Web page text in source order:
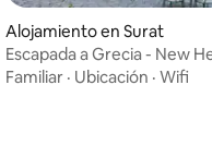
promedio: 5.0 de 5, 7
Alojamiento en Surat
Escapada a Grecia - New
Villa en Surat
Familiar · Ubicación · Wifi